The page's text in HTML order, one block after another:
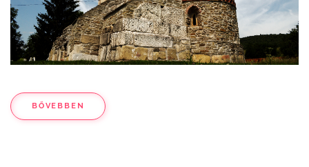
BŐVEBBEN